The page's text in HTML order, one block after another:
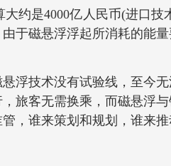
约是4000亿人民币(进口技
于磁悬浮浮起所消耗的能
浮技术没有试验线，至今
旅客无需换乘，而磁悬浮
，谁来策划和规划，谁来